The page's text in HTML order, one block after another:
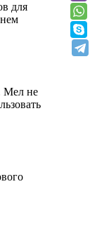
для
Мел не